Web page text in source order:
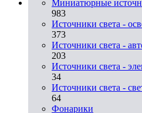
Миниатюрные
983
Источники света -
373
Источники света -
203
Источники света -
34
Источники света -
64
Фонарики